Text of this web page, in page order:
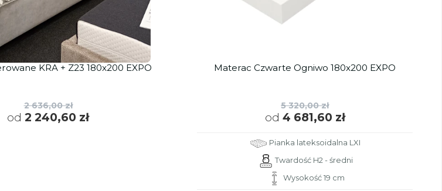
KRA + Z23 180x200 EXPO
2 636,00 zł
od 2 240,60 zł
Materac Czwarte Ogniwo 180x200 EXPO
5 320,00 zł
od 4 681,60 zł
Pianka lateksoidalna LXI
Twardość H2 - średni
Wysokość 19 cm